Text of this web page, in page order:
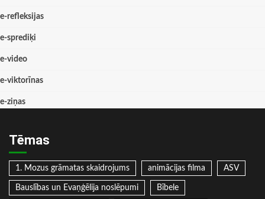
e-refleksijas
e-sprediķi
e-video
e-viktorīnas
e-ziņas
Tēmas
1. Mozus grāmatas skaidrojums animācijas filma ASV
Bauslības un Evaņģēlija noslēpumi Bībele